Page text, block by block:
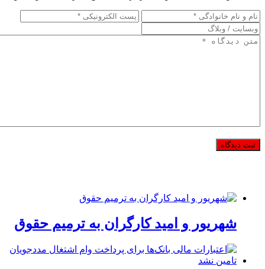
شهریور و امید کارگران به ترمیم حقوق